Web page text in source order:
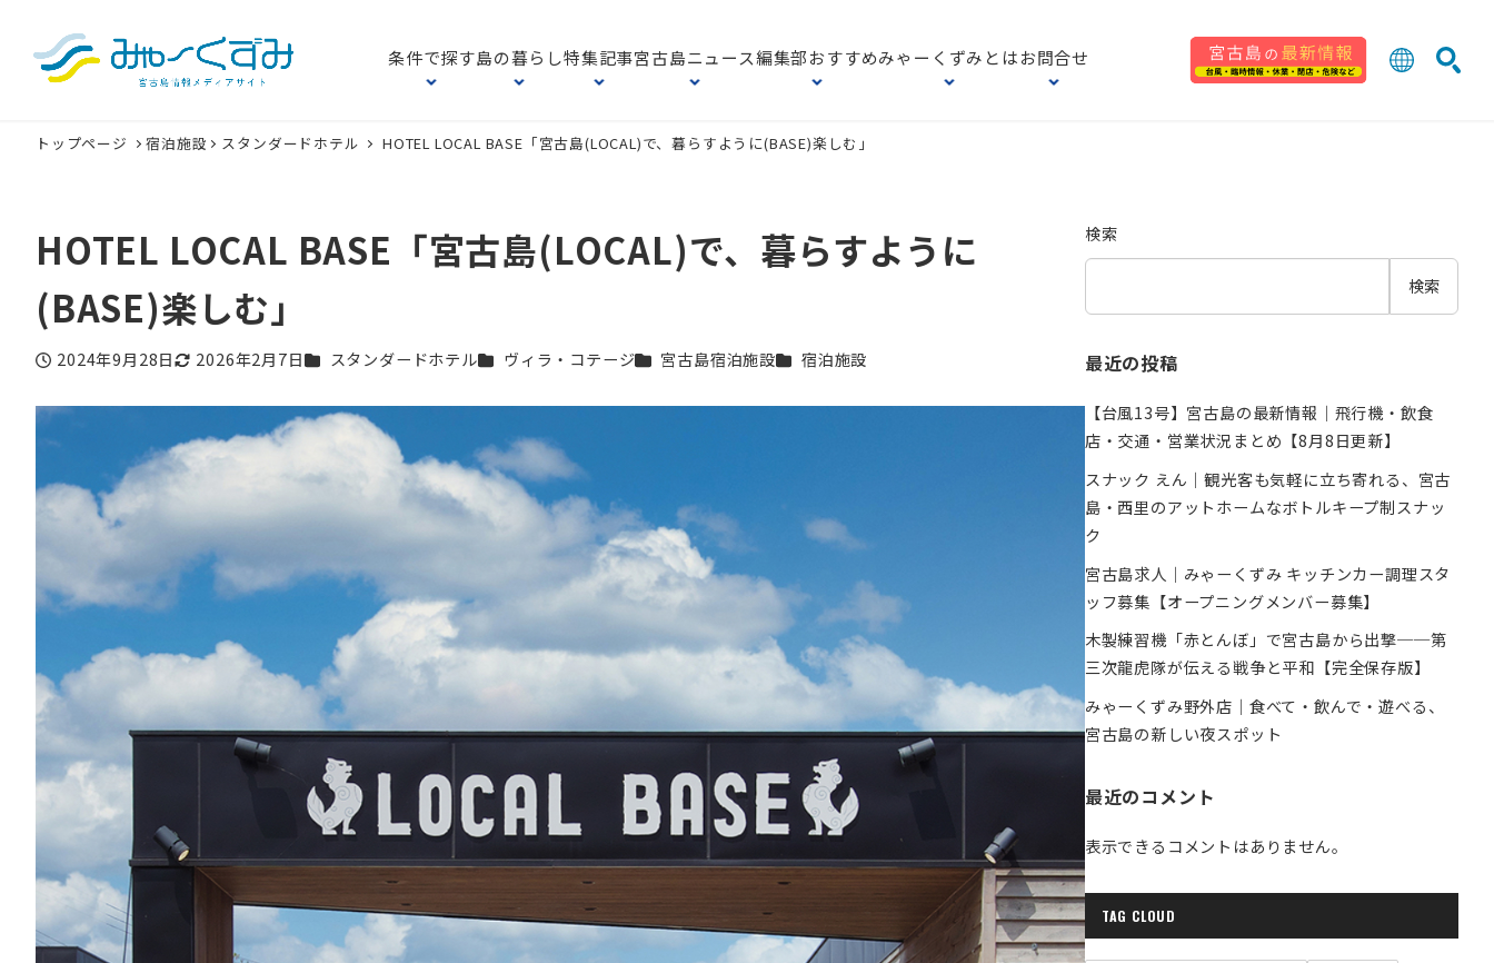
条件で探す島の暮らし特集記事宮古島ニュース編集部おすすめみゃーくずみとはお問合せ
トップページ 宿泊施設 スタンダードホテル HOTEL LOCAL BASE「宮古島(LOCAL)で、暮らすように(BASE)楽しむ」
HOTEL LOCAL BASE「宮古島(LOCAL)で、暮らすように
(BASE)楽しむ」
投稿日
2024年9月28日
更新日
2026年2月7日カテゴリー
スタンダードホテルカテゴリー
ヴィラ・コテージカテゴリー
宮古島宿泊施設カテゴリー
宿泊施設
検索
検索
最近の投稿
【台風13号】宮古島の最新情報｜飛行機・飲食
店・交通・営業状況まとめ【8月8日更新】
スナック えん｜観光客も気軽に立ち寄れる、宮古
島・西里のアットホームなボトルキープ制スナッ
ク
宮古島求人｜みゃーくずみ キッチンカー調理スタ
ッフ募集【オープニングメンバー募集】
木製練習機「赤とんぼ」で宮古島から出撃──第
三次龍虎隊が伝える戦争と平和【完全保存版】
みゃーくずみ野外店｜食べて・飲んで・遊べる、
宮古島の新しい夜スポット
最近のコメント
表示できるコメントはありません。
TAG CLOUD